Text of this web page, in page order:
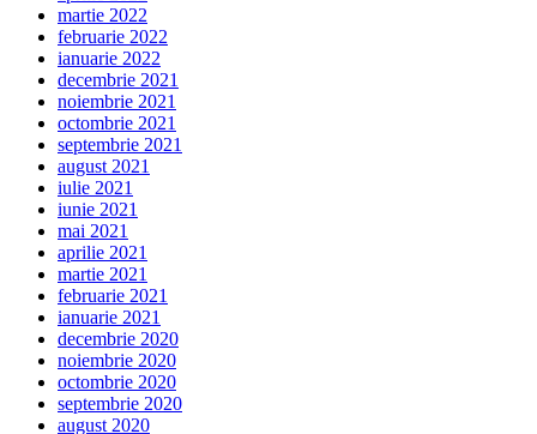
martie 2022
februarie 2022
ianuarie 2022
decembrie 2021
noiembrie 2021
octombrie 2021
septembrie 2021
august 2021
iulie 2021
iunie 2021
mai 2021
aprilie 2021
martie 2021
februarie 2021
ianuarie 2021
decembrie 2020
noiembrie 2020
octombrie 2020
septembrie 2020
august 2020